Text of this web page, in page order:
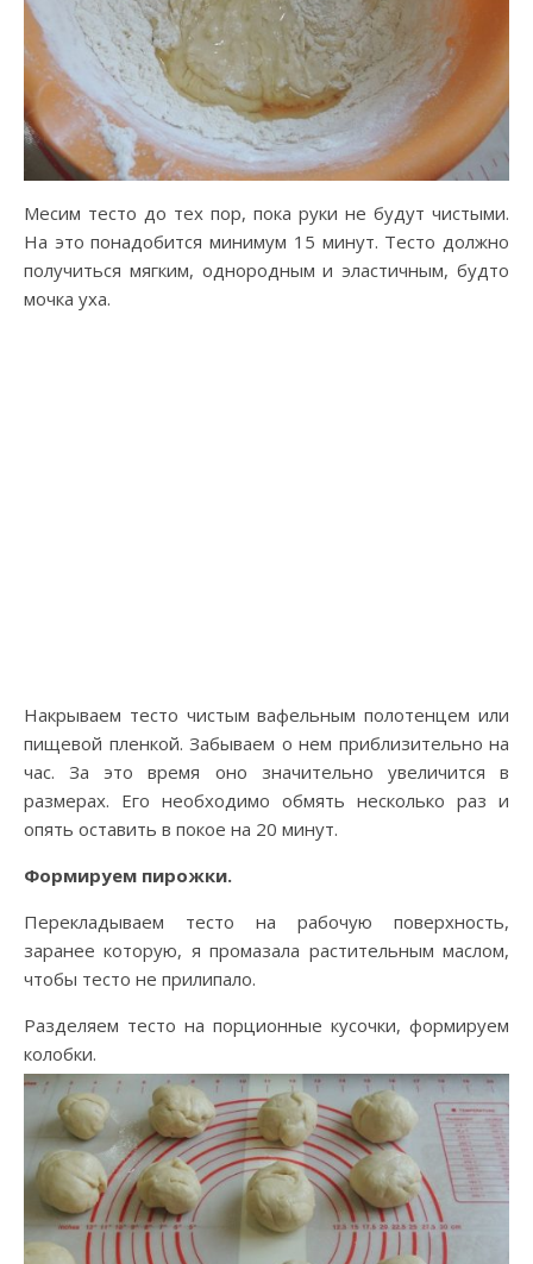
Месим тесто до тех пор, пока руки не будут чистыми.
На это понадобится минимум 15 минут. Тесто должно
получиться мягким, однородным и эластичным, будто
мочка уха.
Накрываем тесто чистым вафельным полотенцем или
пищевой пленкой. Забываем о нем приблизительно на
час. За это время оно значительно увеличится в
размерах. Его необходимо обмять несколько раз и
опять оставить в покое на 20 минут.
Формируем пирожки.
Перекладываем тесто на рабочую поверхность,
заранее которую, я промазала растительным маслом,
чтобы тесто не прилипало.
Разделяем тесто на порционные кусочки, формируем
колобки.